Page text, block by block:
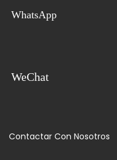
WhatsApp
WeChat
Contactar Con Nosotros